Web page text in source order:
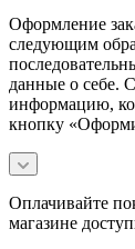
Оформление
следующим
данные о себе.
информацию,
кнопку
Оплачивайте
магазине